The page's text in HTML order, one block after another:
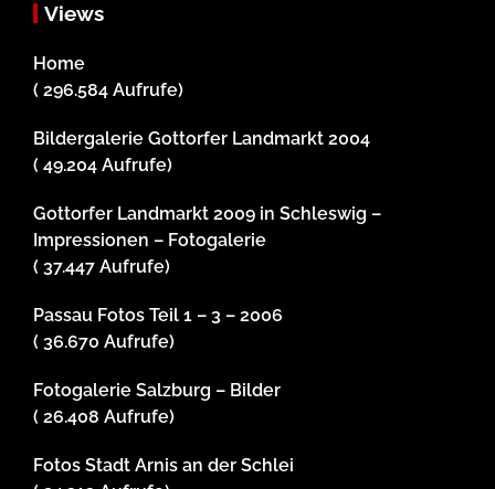
Views
Home
( 296.584 Aufrufe)
Bildergalerie Gottorfer Landmarkt 2004
( 49.204 Aufrufe)
Gottorfer Landmarkt 2009 in Schleswig –
Impressionen – Fotogalerie
( 37.447 Aufrufe)
Passau Fotos Teil 1 – 3 – 2006
( 36.670 Aufrufe)
Fotogalerie Salzburg – Bilder
( 26.408 Aufrufe)
Fotos Stadt Arnis an der Schlei